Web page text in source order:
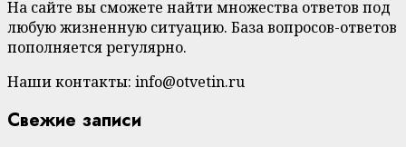
На сайте вы сможете найти множества ответов под
любую жизненную ситуацию. База вопросов-ответов
пополняется регулярно.
Наши контакты: info@otvetin.ru
Свежие записи